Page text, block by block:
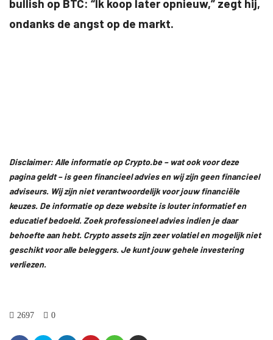
bullish op BTC: “Ik koop later opnieuw,” zegt hij,
ondanks de angst op de markt.
Disclaimer: Alle informatie op Crypto.be – wat ook voor deze
pagina geldt – is geen financieel advies en wij zijn geen financieel
adviseurs. Wij zijn niet verantwoordelijk voor jouw financiële
keuzes. De informatie op deze website is louter informatief en
educatief bedoeld. Zoek professioneel advies indien je daar
behoefte aan hebt. Crypto assets zijn zeer volatiel en mogelijk niet
geschikt voor alle beleggers. Je kunt jouw gehele investering
verliezen.
2697 0